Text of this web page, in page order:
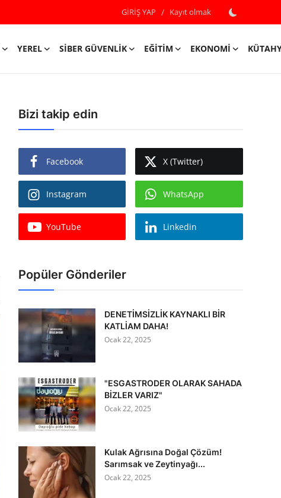
GİRİŞ YAP / Kayıt olmak
YEREL SIBER GÜVENLIK EĞITIM EKONOMI
Bizi takip edin
Facebook X (Twitter)
Instagram WhatsApp
YouTube Linkedin
Popüler Gönderiler
DENETİMSİZLİK KAYNAKLI BİR
KATLİAM DAHA!
Ocak 22, 2025
"ESGASTRODER OLARAK SAHADA
BİZLER VARIZ"
Ocak 22, 2025
Kulak Ağrısına Doğal Çözüm!
Sarımsak ve Zeytinyağı...
Ocak 22, 2025